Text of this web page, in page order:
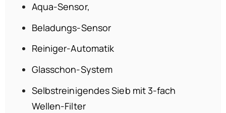
Aqua-Sensor,
Beladungs-Sensor
Reiniger-Automatik
Glasschon-System
Selbstreinigendes Sieb mit 3-fach
Wellen-Filter